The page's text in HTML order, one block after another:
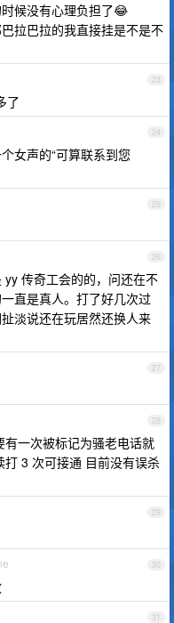
候没有心理负担了😂
拉巴拉的我直接挂是不是不
23
了
24
女声的“可算联系到您
25
26
传奇工会的的，问还在不
直是真人。打了好几次过
淡说还在玩居然还换人来
27
28
一次被标记为骚老电话就
3 次可接通 目前没有误杀
29
30
31